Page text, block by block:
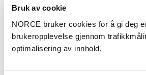
Bruk av cookie
NORCE bruker cookies for å gi deg
brukeropplevelse gjennom
optimalisering av innhold.
luftveisinfeksjoner